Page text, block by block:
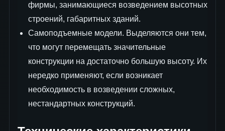
фирмы, занимающиеся возведением высотных
строений, габаритных зданий.
Самоподъемные модели. Выделяются они тем,
что могут перемещать значительные
конструкции на достаточно большую высоту. Их
нередко применяют, если возникает
необходимость в возведении сложных,
нестандартных конструкций.